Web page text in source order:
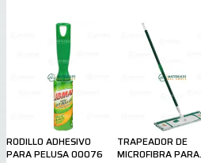
RODILLO ADHESIVO
PARA PELUSA 00076
TRAPEADOR DE
MICROFIBRA PARA